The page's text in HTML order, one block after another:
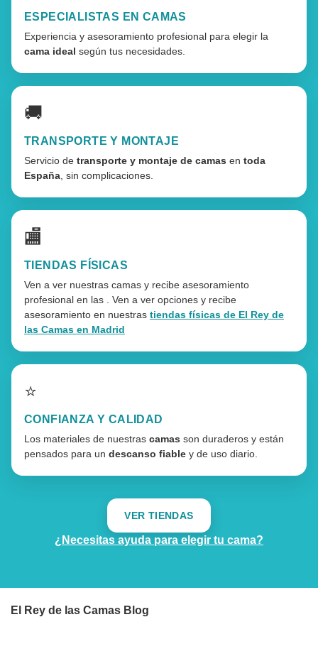
ESPECIALISTAS EN CAMAS
Experiencia y asesoramiento profesional para elegir la
cama ideal según tus necesidades.
🚚
TRANSPORTE Y MONTAJE
Servicio de transporte y montaje de camas en toda
España , sin complicaciones.
🏬
TIENDAS FÍSICAS
Ven a ver nuestras camas y recibe asesoramiento
profesional en las . Ven a ver opciones y recibe
asesoramiento en nuestras tiendas físicas de El Rey de
las Camas en Madrid
⭐
CONFIANZA Y CALIDAD
Los materiales de nuestras camas son duraderos y están
pensados para un descanso fiable y de uso diario.
VER TIENDAS
¿Necesitas ayuda para elegir tu cama?
El Rey de las Camas Blog